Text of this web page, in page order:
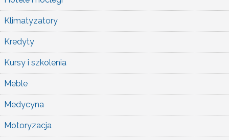
Klimatyzatory
Kredyty
Kursy i szkolenia
Meble
Medycyna
Motoryzacja